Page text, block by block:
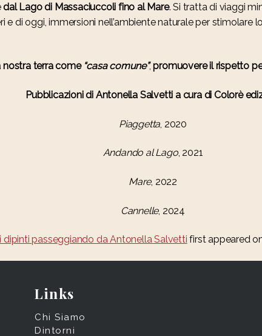
dal Lago di Massaciuccoli fino al Mare. Si tratta di viaggi
e di oggi, immersioni nell’ambiente naturale per stimolare
nostra terra come “casa comune”,promuovere il rispetto
Pubblicazioni di Antonella Salvetti a cura di Colorè
Piaggetta , 2020
Andando al Lago, 2021
Mare, 2022
Cannelle, 2024
dipinti passeggiando da Antonella Salvetti first appeared
Links
Chi Siamo
Dintorni